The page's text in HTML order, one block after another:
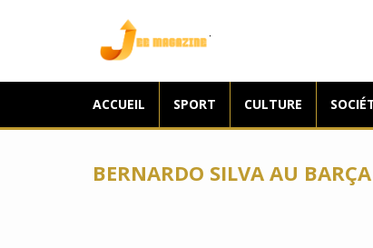
ACCUEIL SPORT CULTURE
BERNARDO SILVA AU